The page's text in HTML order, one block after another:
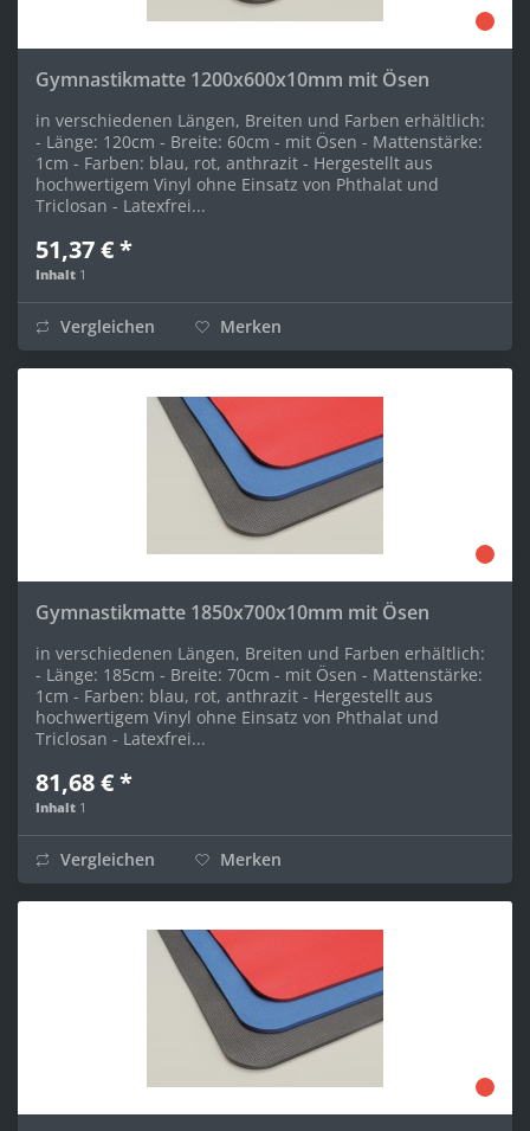
Gymnastikmatte 1200x600x10mm mit Ösen
in verschiedenen Längen, Breiten und Farben erhältlich:
- Länge: 120cm - Breite: 60cm - mit Ösen - Mattenstärke:
1cm - Farben: blau, rot, anthrazit - Hergestellt aus
hochwertigem Vinyl ohne Einsatz von Phthalat und
Triclosan - Latexfrei...
51,37 € *
Inhalt 1
Vergleichen Merken
Gymnastikmatte 1850x700x10mm mit Ösen
in verschiedenen Längen, Breiten und Farben erhältlich:
- Länge: 185cm - Breite: 70cm - mit Ösen - Mattenstärke:
1cm - Farben: blau, rot, anthrazit - Hergestellt aus
hochwertigem Vinyl ohne Einsatz von Phthalat und
Triclosan - Latexfrei...
81,68 € *
Inhalt 1
Vergleichen Merken